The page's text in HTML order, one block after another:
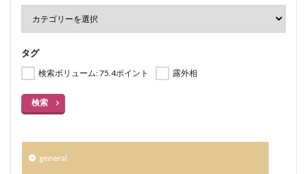
タグ
検索ボリューム: 75.4ポイント 露外相
検索
general